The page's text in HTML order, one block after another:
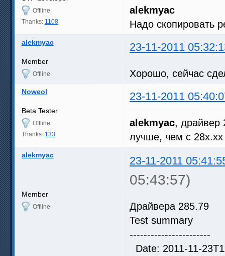
Offline
Thanks: 1108
alekmyac
Надо скопировать
alekmyac 23-11-2011
Member
Offline Хорошо, сейчас
Noweol 23-11-2011
Beta Tester
Offline
Thanks: 133
alekmyac, драйвер
лучше, чем с
alekmyac 23-11-2011
05:43:57)
Member
Offline
Драйвера 285.79
Test summary
-----------------------
Date: 2011-11-